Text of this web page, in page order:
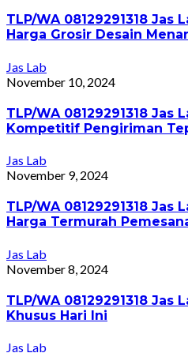
TLP/WA 08129291318 Jas
Harga Grosir Desain
Jas Lab
November 10, 2024
TLP/WA 08129291318 Jas
Kompetitif Pengiriman
Jas Lab
November 9, 2024
TLP/WA 08129291318 Jas
Harga Termurah
Jas Lab
November 8, 2024
TLP/WA 08129291318 Jas
Khusus Hari Ini
Jas Lab